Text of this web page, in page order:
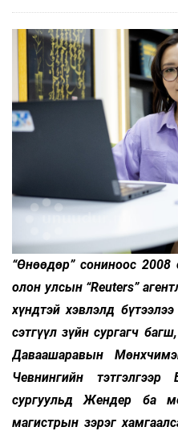
“Өнөөдөр” сониноос
олон улсын “Reuters”
хүндтэй хэвлэлд
сэтгүүл зүйн сургагч
Даваашаравын
Чевнингийн
сургуульд Жендер ба
магистрын зэрэг